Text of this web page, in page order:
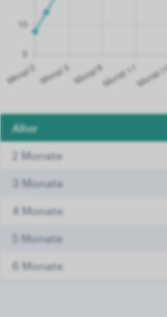
Alter
2 Monate
3 Monate
4 Monate
5 Monate
6 Monate